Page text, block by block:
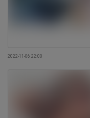
2022-11-06 22:00